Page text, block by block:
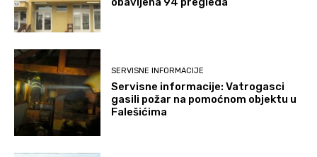
SERVISNE INFORMACIJE
Servisne informacije: Vatrogasci
gasili požar na pomoćnom objektu u
Falešićima